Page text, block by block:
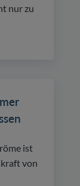
nur zu
ist
von